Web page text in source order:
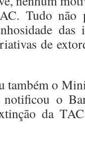
Tudo não
das
de
também o
notificou o
da